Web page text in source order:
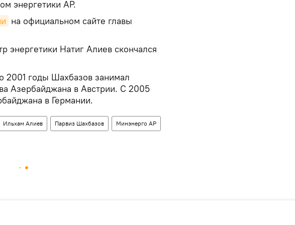
энергетики АР.
на официальном сайте главы
энергетики Натиг Алиев скончался
2001 годы Шахбазов занимал
Азербайджана в Австрии. С 2005
в Германии.
Ильхам Алиев Парвиз Шахбазов Минэнерго АР